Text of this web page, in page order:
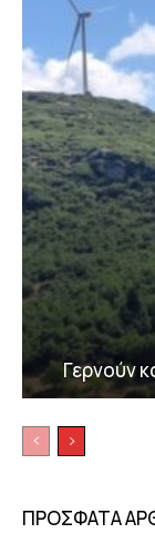
Γερνούν
ΠΡΟΣΦΑΤΑ